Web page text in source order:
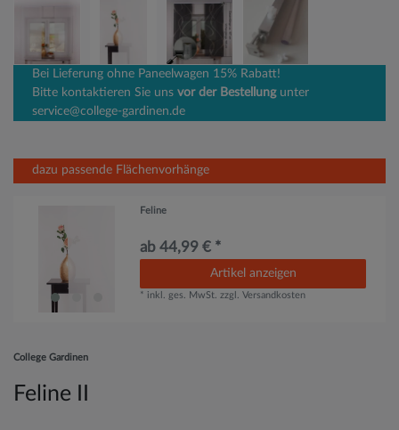
Bei Lieferung ohne Paneelwagen 15% Rabatt!
Bitte kontaktieren Sie uns vor der Bestellungunter
service@college-gardinen.de
dazu passende Flächenvorhänge
Feline
ab 44,99 € *
Artikel anzeigen
* inkl. ges. MwSt. zzgl.Versandkosten
College Gardinen
Feline II